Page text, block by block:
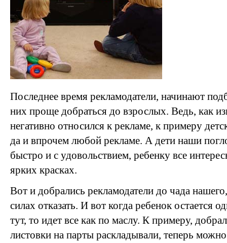
Последнее время рекламодатели, начинают
них проще добраться до взрослых. Ведь, как
негативно относился к рекламе, к примеру
да и впрочем любой рекламе. А дети наши
быстро и с удовольствием, ребенку все
ярких красках.
Вот и добрались рекламодатели до чада
силах отказать. И вот когда ребенок остается
тут, то идет все как по маслу. К примеру,
листовки на парты раскладывали, теперь